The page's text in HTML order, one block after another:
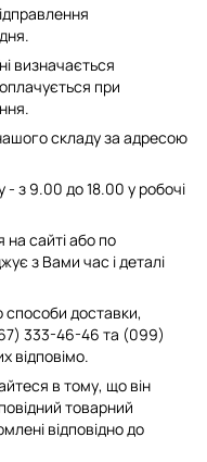
визначається
при
складу за адресою
- з 9.00 до 18.00 у робочі
сайті або по
з Вами час і деталі
доставки,
333-46-46 та (099)
відповімо.
в тому, що він
товарний
відповідно до